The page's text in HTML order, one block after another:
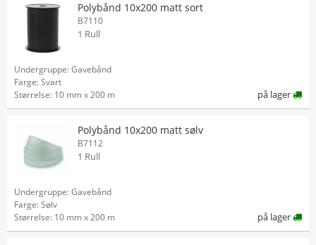
Polybånd 10x200 matt sort
B7110
1 Rull
Undergruppe: Gavebånd
Farge: Svart
Størrelse: 10 mm x 200 m
på lager
Polybånd 10x200 matt sølv
B7112
1 Rull
Undergruppe: Gavebånd
Farge: Sølv
Størrelse: 10 mm x 200 m
på lager